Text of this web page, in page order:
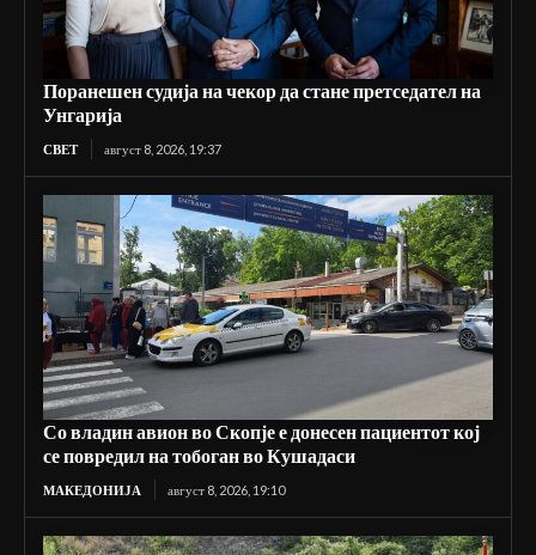
Поранешен судија на чекор да стане претседател на
Унгарија
СВЕТ август 8, 2026, 19:37
Со владин авион во Скопје е донесен пациентот кој
се повредил на тобоган во Кушадаси
МАКЕДОНИЈА август 8, 2026, 19:10